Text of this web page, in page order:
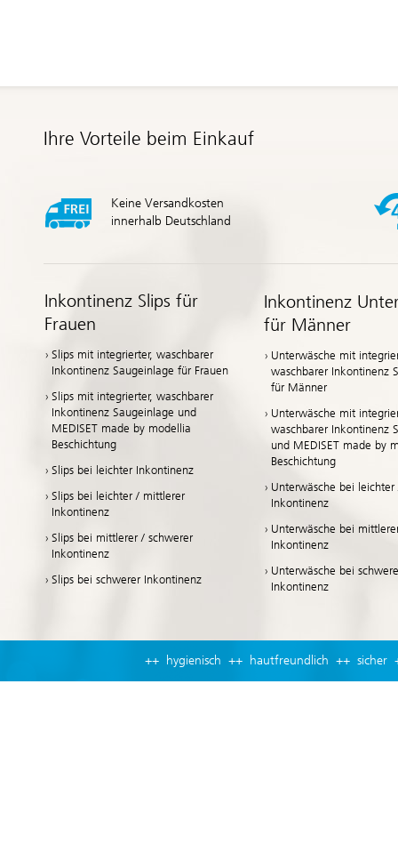
Ihre Vorteile beim Einkauf
Keine Versandkosten
innerhalb Deutschland
Inkontinenz Slips für
Frauen
Slips mit integrierter, waschbarer
Inkontinenz Saugeinlage für Frauen
Slips mit integrierter, waschbarer
Inkontinenz Saugeinlage und
MEDISET made by modellia
Beschichtung
Slips bei leichter Inkontinenz
Slips bei leichter / mittlerer
Inkontinenz
Slips bei mittlerer / schwerer
Inkontinenz
Slips bei schwerer Inkontinenz
Inkontinenz
für Männer
Unterwäsche mit
waschbarer Inkontinenz
für Männer
Unterwäsche mit
waschbarer Inkontinenz
und MEDISET made by
Beschichtung
Unterwäsche bei
Inkontinenz
Unterwäsche bei
Inkontinenz
Unterwäsche bei
Inkontinenz
++ hygienisch ++ hautfreundlich ++ sicher